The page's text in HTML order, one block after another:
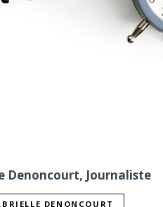
Denoncourt, Journaliste
DENONCOURT